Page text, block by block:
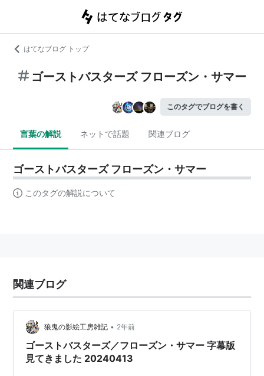
はてなブログ トップ
ゴーストバスターズ フローズン・サマー
このタグでブログを書く
言葉の解説 ネットで話題 関連ブログ
ゴーストバスターズ フローズン・サマー
このタグの解説について
関連ブログ
狼鬼の影絵工房雑記 • 2年前
ゴーストバスターズ／フローズン・サマー 字幕版
見てきました 20240413